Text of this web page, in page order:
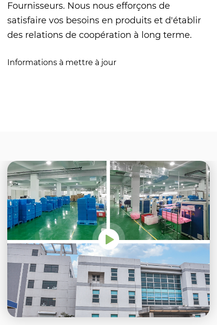
Fournisseurs. Nous nous efforçons de
satisfaire vos besoins en produits et d'établir
des relations de coopération à long terme.
Informations à mettre à jour